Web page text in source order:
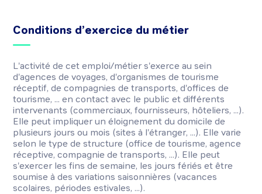
Conditions d’exercice du métier
L'activité de cet emploi/métier s'exerce au sein
d'agences de voyages, d'organismes de tourisme
réceptif, de compagnies de transports, d'offices de
tourisme, ... en contact avec le public et différents
intervenants (commerciaux, fournisseurs, hôteliers, ...).
Elle peut impliquer un éloignement du domicile de
plusieurs jours ou mois (sites à l'étranger, ...). Elle varie
selon le type de structure (office de tourisme, agence
réceptive, compagnie de transports, ...). Elle peut
s'exercer les fins de semaine, les jours fériés et être
soumise à des variations saisonnières (vacances
scolaires, périodes estivales, ...).